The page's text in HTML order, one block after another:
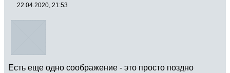
22.04.2020, 21:53
Есть еще одно соображение - это просто поздно